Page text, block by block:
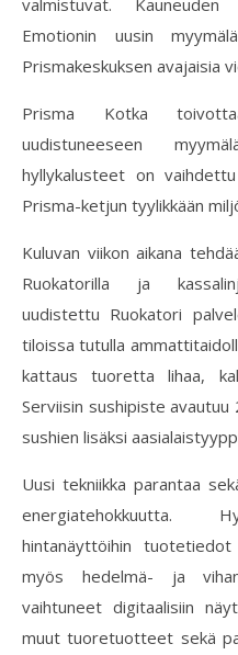
Emotionin uusin
Prismakeskuksen avajaisia
Prisma Kotka
uudistuneeseen
hyllykalusteet on
Prisma-ketjun tyylikkään
Kuluvan viikon aikana
Ruokatorilla ja
uudistettu Ruokatori
tiloissa tutulla
kattaus tuoretta lihaa,
Serviisin sushipiste
sushien lisäksi
Uusi tekniikka parantaa
energiatehokkuutta.
hintanäyttöihin
myös hedelmä- ja
vaihtuneet digitaalisiin
muut tuoretuotteet sekä